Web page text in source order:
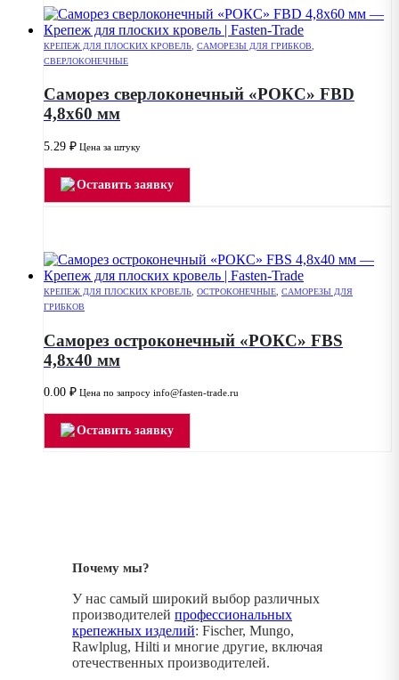
КРЕПЕЖ ДЛЯ ПЛОСКИХ КРОВЕЛЬ САМОРЕЗЫ ДЛЯ ГРИБКОВ
СВЕРЛОКОНЕЧНЫЕ
Саморез сверлоконечный «РОКС» FBD
4,8х60 мм
5.29 ₽ Цена за штуку
Оставить заявку
КРЕПЕЖ ДЛЯ ПЛОСКИХ КРОВЕЛЬ ОСТРОКОНЕЧНЫЕ САМОРЕЗЫ ДЛЯ
ГРИБКОВ
Саморез остроконечный «РОКС» FBS
4,8х40 мм
0.00 ₽ Цена по запросу info@fasten-trade.ru
Оставить заявку
Почему мы?
У нас самый широкий выбор различных
производителей профессиональных
крепежных изделий: Fischer, Mungo,
Rawlplug, Hilti и многие другие, включая
отечественных производителей.